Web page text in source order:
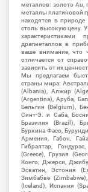
металлов: золото Au,
металлы платиновой
находятся в
столь высокую цену.
драгметаллов в
ваше внимание, что
отличается от
зависить от их
Мы предлагаем
страны мира:
(Albania), Алжир
(Argentina), Аруба,
Бельгия (Belgium),
Синт-Э. и Саба,
Бразилия (Brazil),
Буркина Фасо,
Армения, Габон,
Гибралтар,
(Greece), Грузия
Конго, Джерси,
Эсватин, Эстония
Зимбабве
(Iceland), Испания